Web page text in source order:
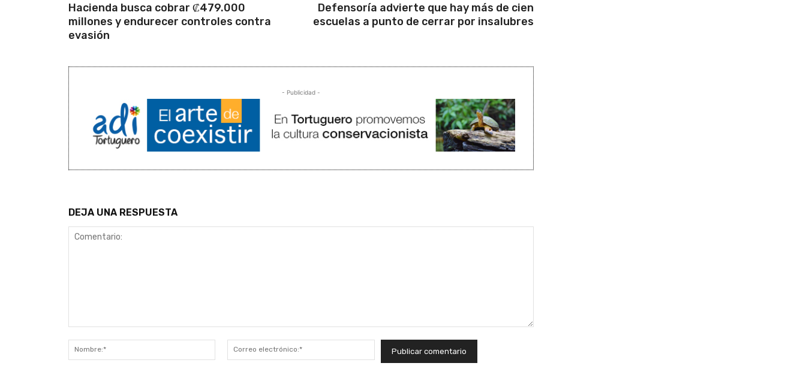
Hacienda busca cobrar ₡479.000
millones y endurecer controles contra
evasión
Defensoría advierte que hay más de cien
escuelas a punto de cerrar por insalubres
- Publicidad -
DEJA UNA RESPUESTA
Nombre:*
electrónico:*